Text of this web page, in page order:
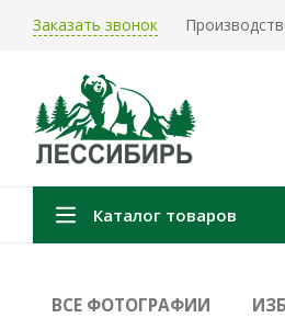
Заказать звонок
Каталог товаров
ВСЕ ФОТОГРАФИИ